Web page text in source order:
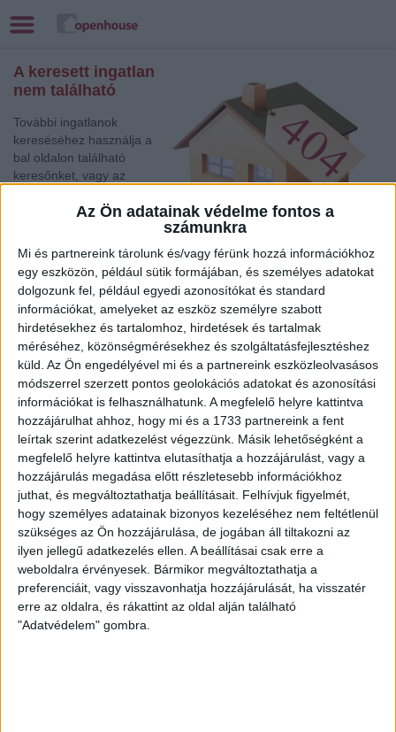
Az Ön adatainak védelme fontos a
számunkra
Mi és partnereink tárolunk és/vagy férünk hozzá információkhoz
egy eszközön, például sütik formájában, és személyes adatokat
dolgozunk fel, például egyedi azonosítókat és standard
információkat, amelyeket az eszköz személyre szabott
hirdetésekhez és tartalomhoz, hirdetések és tartalmak
méréséhez, közönségmérésekhez és szolgáltatásfejlesztéshez
küld. Az Ön engedélyével mi és a partnereink eszközleolvasásos
módszerrel szerzett pontos geolokációs adatokat és azonosítási
információkat is felhasználhatunk. A megfelelő helyre kattintva
hozzájárulhat ahhoz, hogy mi és a 1733 partnereink a fent
leírtak szerint adatkezelést végezzünk. Másik lehetőségként a
megfelelő helyre kattintva elutasíthatja a hozzájárulást, vagy a
hozzájárulás megadása előtt részletesebb információkhoz
juthat, és megváltoztathatja beállításait. Felhívjuk figyelmét,
hogy személyes adatainak bizonyos kezeléséhez nem feltétlenül
szükséges az Ön hozzájárulása, de jogában áll tiltakozni az
ilyen jellegű adatkezelés ellen. A beállításai csak erre a
weboldalra érvényesek. Bármikor megváltoztathatja a
preferenciáit, vagy visszavonhatja hozzájárulását, ha visszatér
erre az oldalra, és rákattint az oldal alján található
"Adatvédelem" gombra.
A keresett ingatlan
nem található
További ingatlanok
kereséséhez használja a
bal oldalon található
keresőnket, vagy az
Celldömölk
, Eladó Családi ház
Balatonlelle , Eladó Társasházi lakás, Családi ház
Győr, Eladó és Kiadó Társasházi lakás, Családi ház,
Garázs, Házrész, Hotel, Ikerház
Balatonfüred, Eladó Társasházi lakás
Budapest I. Ker., Eladó Társasházi lakás, Családi ház
, Eladó és Kiadó Nyaraló, Telek, Zárt kert
Siófok, Eladó Családi ház
Békéscsaba, Eladó Társasházi lakás, Családi ház, Garázs,
Házrész, Hotel, Ipari ingatlan
Tatabánya , Eladó Társasházi lakás, Családi ház